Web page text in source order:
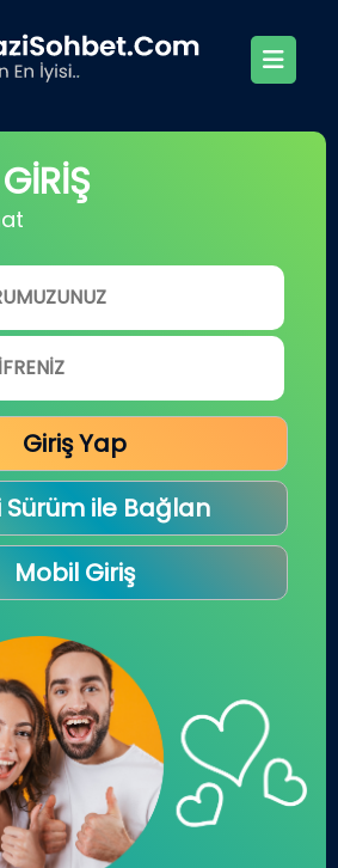
Giriş Yap
Sürüm ile Bağlan
Mobil Giriş